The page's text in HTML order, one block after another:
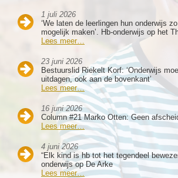
1 juli 2026
‘We laten de leerlingen hun onderwijs
mogelijk maken’. Hb-onderwijs op het
Lees meer…
23 juni 2026
Bestuurslid Riekelt Korf: ‘Onderwijs
uitdagen, ook aan de bovenkant’
Lees meer…
16 juni 2026
Column #21 Marko Otten: Geen
Lees meer…
4 juni 2026
“Elk kind is hb tot het tegendeel
onderwijs op De Arke
Lees meer…